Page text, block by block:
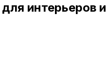
интерьеров